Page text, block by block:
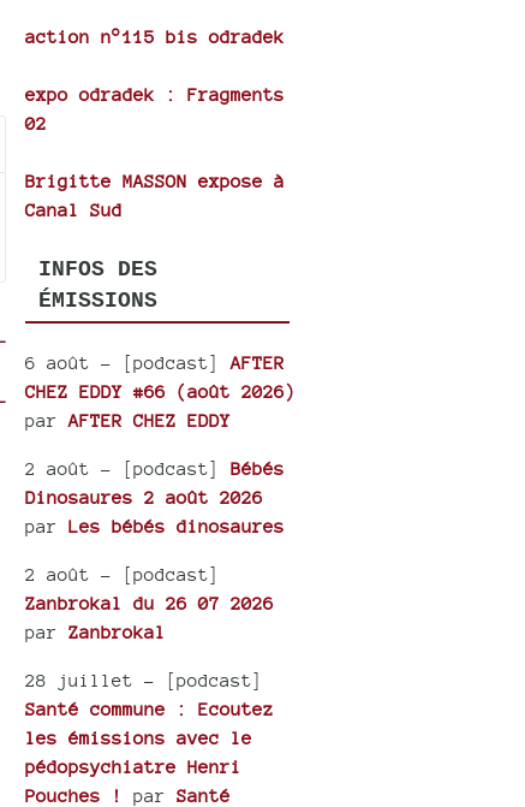
action n°115 bis odradek
expo odradek : Fragments
02
Brigitte MASSON expose à
Canal Sud
INFOS DES
ÉMISSIONS
6 août- [podcast]AFTER
CHEZ EDDY #66 (août 2026)
parAFTER CHEZ EDDY
2 août- [podcast]Bébés
Dinosaures 2 août 2026
parLes bébés dinosaures
2 août- [podcast]
Zanbrokal du 26 07 2026
parZanbrokal
28 juillet- [podcast]
Santé commune : Ecoutez
les émissions avec le
pédopsychiatre Henri
Pouches !
parSanté